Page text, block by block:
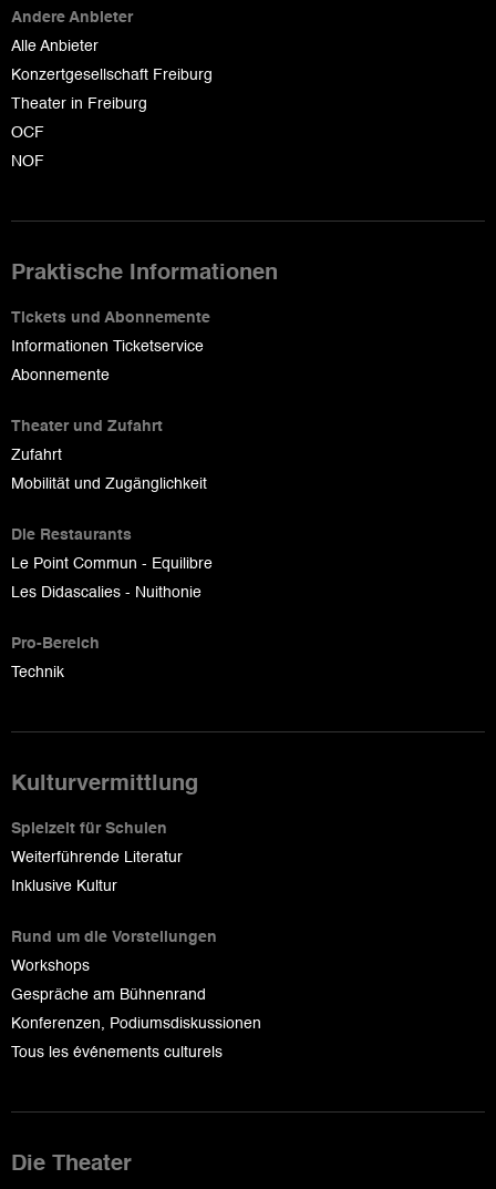
Andere Anbieter
Alle Anbieter
Konzertgesellschaft Freiburg
Theater in Freiburg
OCF
NOF
Praktische Informationen
Tickets und Abonnemente
Informationen Ticketservice
Abonnemente
Theater und Zufahrt
Zufahrt
Mobilität und Zugänglichkeit
Die Restaurants
Le Point Commun - Equilibre
Les Didascalies - Nuithonie
Pro-Bereich
Technik
Kulturvermittlung
Spielzeit für Schulen
Weiterführende Literatur
Inklusive Kultur
Rund um die Vorstellungen
Workshops
Gespräche am Bühnenrand
Konferenzen, Podiumsdiskussionen
Tous les événements culturels
Die Theater